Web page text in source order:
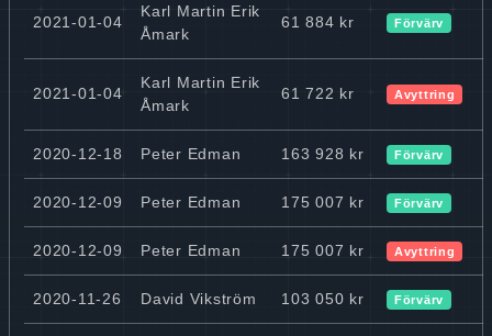
2021-01-04
Karl Martin Erik
Åmark
61 884 kr Förvärv
2021-01-04
Karl Martin Erik
Åmark
61 722 kr Avyttring
2020-12-18 Peter Edman 163 928 kr Förvärv
2020-12-09 Peter Edman 175 007 kr Förvärv
2020-12-09 Peter Edman 175 007 kr Avyttring
2020-11-26 David Vikström 103 050 kr Förvärv